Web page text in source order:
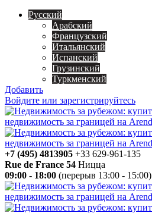
Русский
Арабский
Французский
Итальянский
Испанский
Грузинский
Туркменский
Добавить
Войдите или зарегистрируйтесь
+7 (495) 4813905 +33 629-961-135
Rue de France 54 Ницца
09:00 - 18:00 (перерыв 13:00 - 15:00)